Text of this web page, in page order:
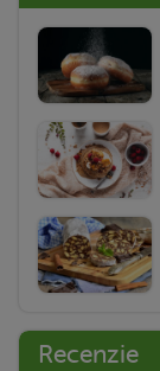
Recenzie